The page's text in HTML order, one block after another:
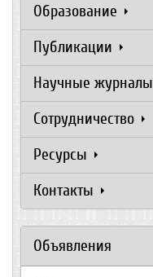
Образование
Публикации
Научные журналы
Сотрудничество
Ресурсы
Контакты
Объявления